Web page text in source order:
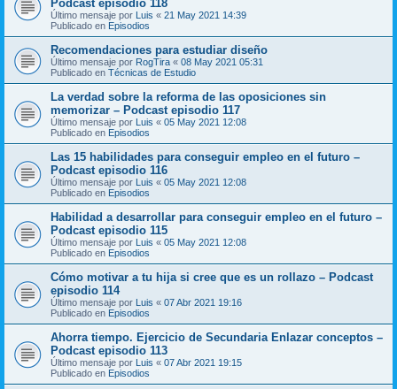
Podcast episodio 118
Último mensaje por Luis « 21 May 2021 14:39
Publicado en Episodios
Recomendaciones para estudiar diseño
Último mensaje por RogTira « 08 May 2021 05:31
Publicado en Técnicas de Estudio
La verdad sobre la reforma de las oposiciones sin
memorizar – Podcast episodio 117
Último mensaje por Luis « 05 May 2021 12:08
Publicado en Episodios
Las 15 habilidades para conseguir empleo en el futuro –
Podcast episodio 116
Último mensaje por Luis « 05 May 2021 12:08
Publicado en Episodios
Habilidad a desarrollar para conseguir empleo en el futuro –
Podcast episodio 115
Último mensaje por Luis « 05 May 2021 12:08
Publicado en Episodios
Cómo motivar a tu hija si cree que es un rollazo – Podcast
episodio 114
Último mensaje por Luis « 07 Abr 2021 19:16
Publicado en Episodios
Ahorra tiempo. Ejercicio de Secundaria Enlazar conceptos –
Podcast episodio 113
Último mensaje por Luis « 07 Abr 2021 19:15
Publicado en Episodios